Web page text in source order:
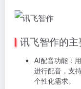
讯飞智作的
AI配音功能：
进行配音，支
个性化需求。